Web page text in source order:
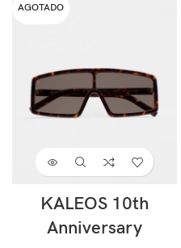
AGOTADO
KALEOS 10th
Anniversary